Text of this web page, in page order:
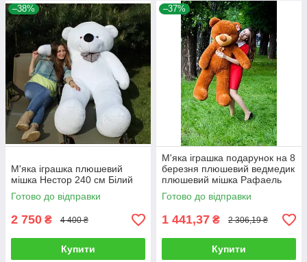
–38%
М'яка іграшка плюшевий
мішка Нестор 240 см Білий
Готово до відправки
2 750 ₴ 4 400 ₴
Купити
–37%
М'яка іграшка подарунок на 8
березня плюшевий ведмедик
плюшевий мішка Рафаель
140 см Коричневий
Готово до відправки
1 441,37 ₴ 2 306,19 ₴
Купити